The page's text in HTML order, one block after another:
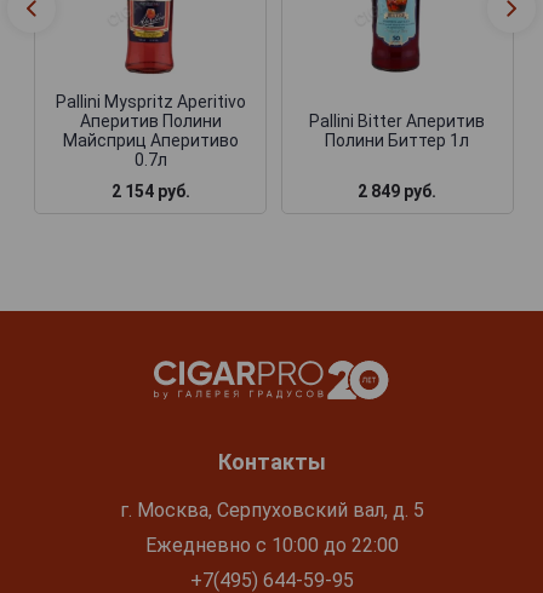
Pallini Myspritz Aperitivo
Аперитив Полини
Майсприц Аперитиво
0.7л
2 154 руб.
Pallini Bitter Аперитив
Полини Биттер 1л
2 849 руб.
Контакты
г. Москва, Серпуховский вал, д. 5
Ежедневно с 10:00 до 22:00
+7(495) 644-59-95